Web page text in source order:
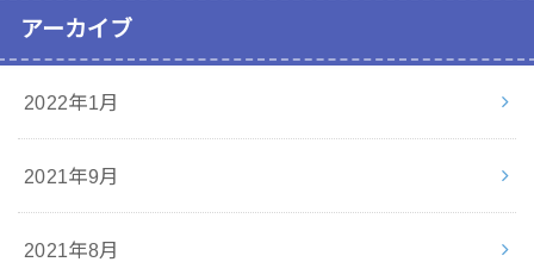
アーカイブ
2022年1月
2021年9月
2021年8月